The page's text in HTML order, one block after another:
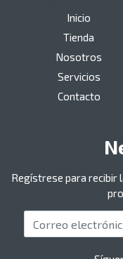
Inicio
Tienda
Nosotros
Servicios
Contacto
Regístrese para recibir